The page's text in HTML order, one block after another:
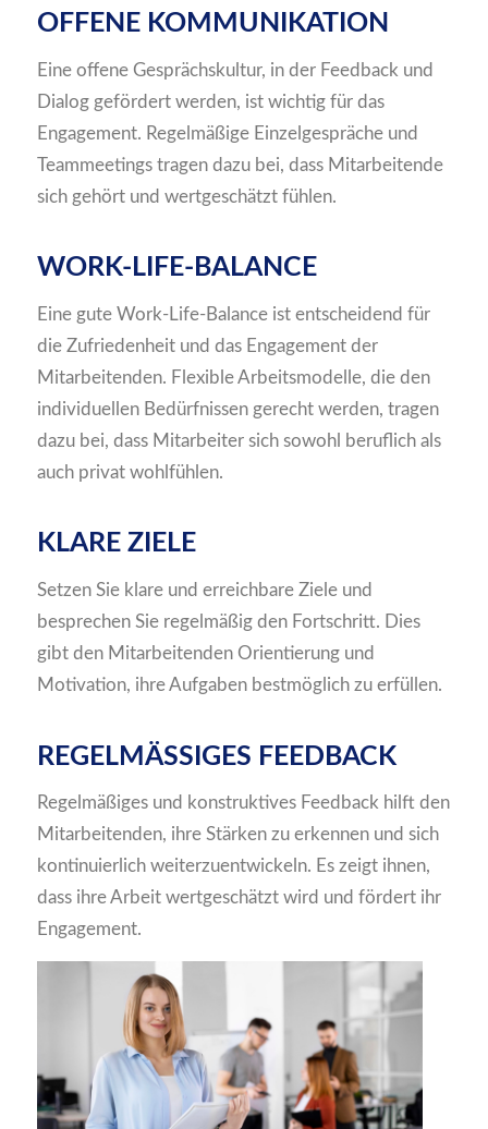
OFFENE KOMMUNIKATION
Eine offene Gesprächskultur, in der Feedback und
Dialog gefördert werden, ist wichtig für das
Engagement. Regelmäßige Einzelgespräche und
Teammeetings tragen dazu bei, dass Mitarbeitende
sich gehört und wertgeschätzt fühlen.
WORK-LIFE-BALANCE
Eine gute Work-Life-Balance ist entscheidend für
die Zufriedenheit und das Engagement der
Mitarbeitenden. Flexible Arbeitsmodelle, die den
individuellen Bedürfnissen gerecht werden, tragen
dazu bei, dass Mitarbeiter sich sowohl beruflich als
auch privat wohlfühlen.
KLARE ZIELE
Setzen Sie klare und erreichbare Ziele und
besprechen Sie regelmäßig den Fortschritt. Dies
gibt den Mitarbeitenden Orientierung und
Motivation, ihre Aufgaben bestmöglich zu erfüllen.
REGELMÄSSIGES FEEDBACK
Regelmäßiges und konstruktives Feedback hilft den
Mitarbeitenden, ihre Stärken zu erkennen und sich
kontinuierlich weiterzuentwickeln. Es zeigt ihnen,
dass ihre Arbeit wertgeschätzt wird und fördert ihr
Engagement.